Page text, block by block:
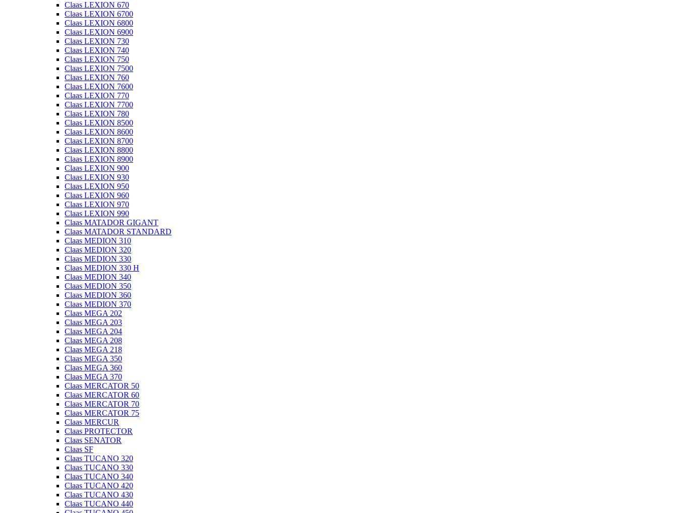
Claas LEXION 670
Claas LEXION 6700
Claas LEXION 6800
Claas LEXION 6900
Claas LEXION 730
Claas LEXION 740
Claas LEXION 750
Claas LEXION 7500
Claas LEXION 760
Claas LEXION 7600
Claas LEXION 770
Claas LEXION 7700
Claas LEXION 780
Claas LEXION 8500
Claas LEXION 8600
Claas LEXION 8700
Claas LEXION 8800
Claas LEXION 8900
Claas LEXION 900
Claas LEXION 930
Claas LEXION 950
Claas LEXION 960
Claas LEXION 970
Claas LEXION 990
Claas MATADOR GIGANT
Claas MATADOR STANDARD
Claas MEDION 310
Claas MEDION 320
Claas MEDION 330
Claas MEDION 330 H
Claas MEDION 340
Claas MEDION 350
Claas MEDION 360
Claas MEDION 370
Claas MEGA 202
Claas MEGA 203
Claas MEGA 204
Claas MEGA 208
Claas MEGA 218
Claas MEGA 350
Claas MEGA 360
Claas MEGA 370
Claas MERCATOR 50
Claas MERCATOR 60
Claas MERCATOR 70
Claas MERCATOR 75
Claas MERCUR
Claas PROTECTOR
Claas SENATOR
Claas SF
Claas TUCANO 320
Claas TUCANO 330
Claas TUCANO 340
Claas TUCANO 420
Claas TUCANO 430
Claas TUCANO 440